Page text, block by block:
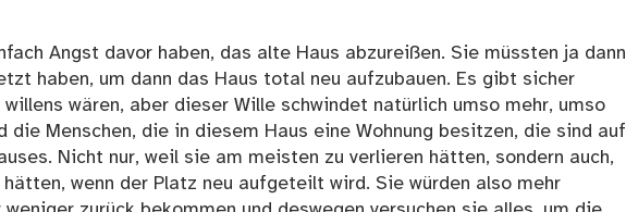
Angst davor haben, das alte Haus abzureißen. Sie müssten ja dann
haben, um dann das Haus total neu aufzubauen. Es gibt sicher
wären, aber dieser Wille schwindet natürlich umso mehr, umso
die Menschen, die in diesem Haus eine Wohnung besitzen, die sind auf
Nicht nur, weil sie am meisten zu verlieren hätten, sondern auch,
wenn der Platz neu aufgeteilt wird. Sie würden also mehr